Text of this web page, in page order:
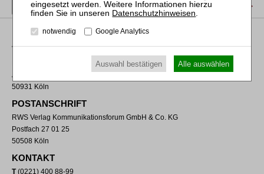
VERTRAG WIDERRUFEN
VERLAGSADRESSE
RWS Verlag Kommunikationsforum GmbH & Co. KG
Aachener Straße 222
50931 Köln
POSTANSCHRIFT
RWS Verlag Kommunikationsforum GmbH & Co. KG
Postfach 27 01 25
50508 Köln
KONTAKT
T(0221) 400 88-99
Datenschutzhinweisen
notwendig Google Analytics
Auswahl bestätigen Alle auswählen